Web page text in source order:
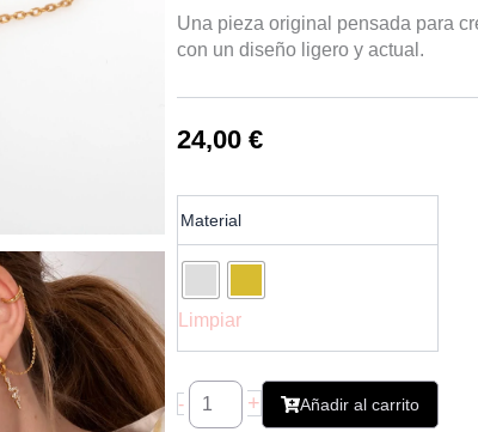
Una pieza original pensada para
con un diseño ligero y actual.
24,00€
Material
Limpiar
-
Earcuff
cantidad
+ Añadir al carrito